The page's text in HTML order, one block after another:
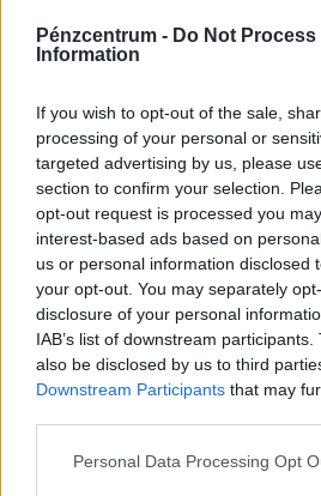
Pénzcentrum - Do Not Process
Information
If you wish to opt-out of the sale,
processing of your personal or
targeted advertising by us, please
section to confirm your selection.
opt-out request is processed you
interest-based ads based on
us or personal information disclosed
your opt-out. You may separately
disclosure of your personal
IAB’s list of downstream
also be disclosed by us to third
Downstream Participants that may
Personal Data Processing Opt
külföldön is díjmentes,
külföldön az Intesa
tartozó ATM-ekből, 12
különösen előnyös lehet
külföldön tanulóknak.
Gránit Bank Diákszámlája
számlavezetés és a
ingyenes, valamint az eBank,
VideóBank szolgáltatások
ezek a csomag részét képezik.
A legfontosabb előnyök: